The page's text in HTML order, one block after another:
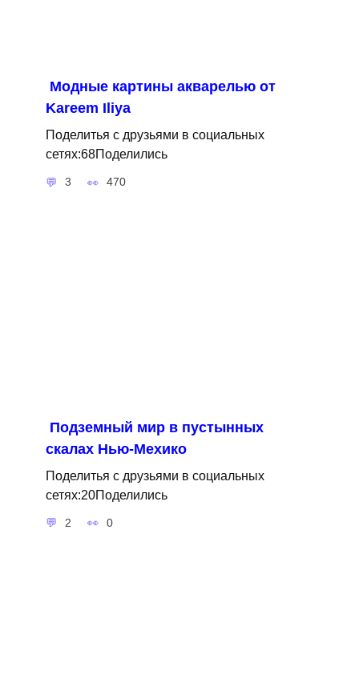
Модные картины акварелью от
Kareem Iliya
Поделитья с друзьями в социальных
сетях:68Поделились
3 470
Подземный мир в пустынных
скалах Нью-Мехико
Поделитья с друзьями в социальных
сетях:20Поделились
2 0